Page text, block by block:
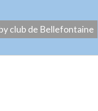
club de Bellefontaine